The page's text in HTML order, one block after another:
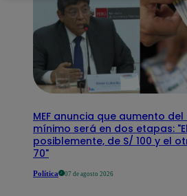
MEF anuncia que aumento
mínimo será en dos etapas:
posiblemente, de S/ 100 y el
70"
Política 07 de agosto 2026